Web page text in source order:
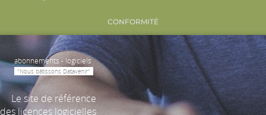
CONFORMITÉ
abonnements - logiciels
"Nous bâtissons Datavenir"
Le site de référence
des licences logicielles